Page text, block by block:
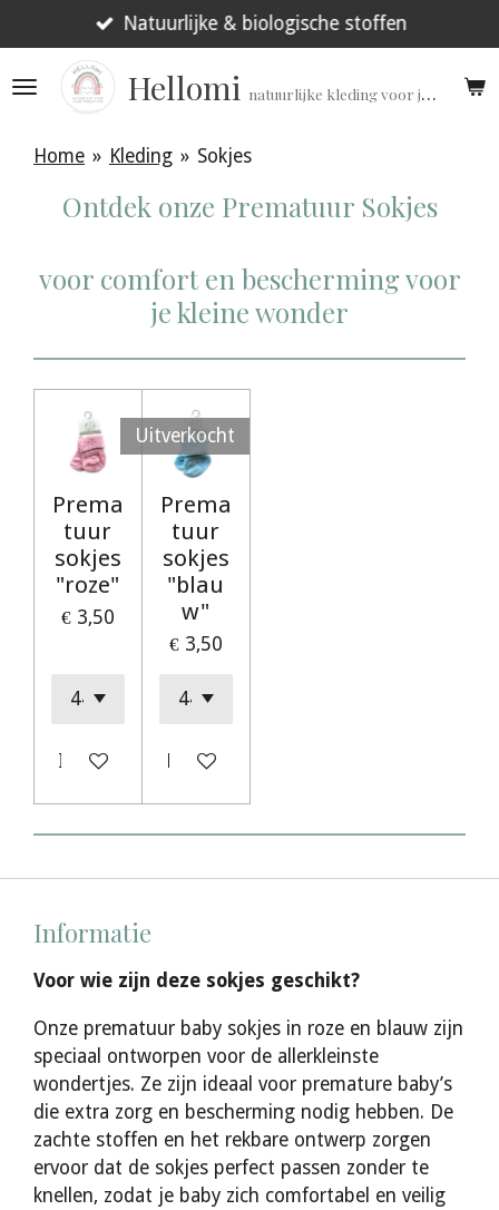
direct
naar
Hellomi natuurlijke kleding voor jouw prematuur!
Natuurlijke & biologische stoffen
Home » Kleding » Sokjes
Ontdek onze Prematuur Sokjes
voor comfort en bescherming voor
je kleine wonder
Prema
tuur
sokjes
"roze"
€ 3,50
In winkelwagen
Uitverkocht
Prema
tuur
sokjes
"blau
w"
€ 3,50
Houd mij op de hoogte
Informatie
Voor wie zijn deze sokjes geschikt?
Onze prematuur baby sokjes in roze en blauw zijn
speciaal ontworpen voor de allerkleinste
wondertjes. Ze zijn ideaal voor premature baby’s
die extra zorg en bescherming nodig hebben. De
zachte stoffen en het rekbare ontwerp zorgen
ervoor dat de sokjes perfect passen zonder te
knellen, zodat je baby zich comfortabel en veilig